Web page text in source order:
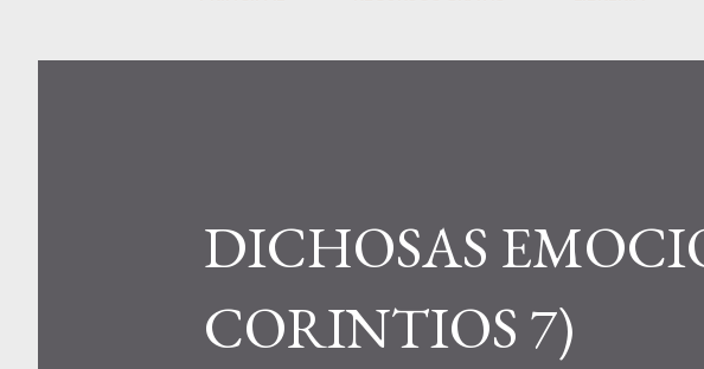
DICHOSAS
CORINTIOS 7)